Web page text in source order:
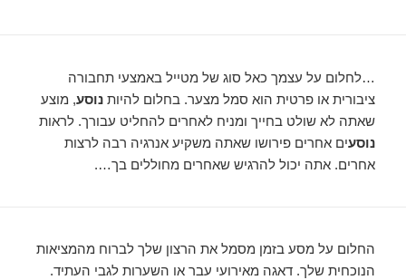
…לחלום על עצמך כאל סוג של מטייל באמצעי תחבורה
ציבורית או פרטית הוא סמל מצער. בחלום להיותנוסע, מוצע
שאתה לא שולט בחייך ומניח לאחרים להחליט עבורך. לראות
נוסעים אחרים פירושו שאתה משקיע אנרגיה רבה לרצות
אחרים. אתה יכול להרגיש שאחרים מחוללים בך….
החלום על מסע בזמן מסמל את הרצון שלך לברוח מהמציאות
הנוכחית שלך. דאגה מאירועי עבר או השערות לגבי העתיד.